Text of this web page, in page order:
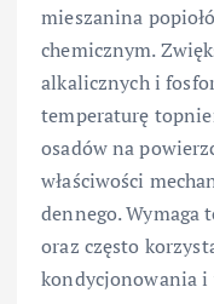
mieszanina
chemicznym.
alkalicznych i
temperaturę
osadów na
właściwości
dennego. Wymaga
oraz często
kondycjonowania i